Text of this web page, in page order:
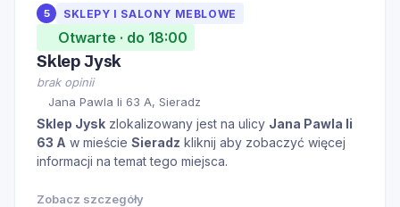
5 SKLEPY I SALONY MEBLOWE
Otwarte · do 18:00
Sklep Jysk
brak opinii
Jana Pawla Ii 63 A, Sieradz
Sklep Jysk zlokalizowany jest na ulicy Jana Pawla Ii
63 A w mieście Sieradz kliknij aby zobaczyć więcej
informacji na temat tego miejsca.
Zobacz szczegóły